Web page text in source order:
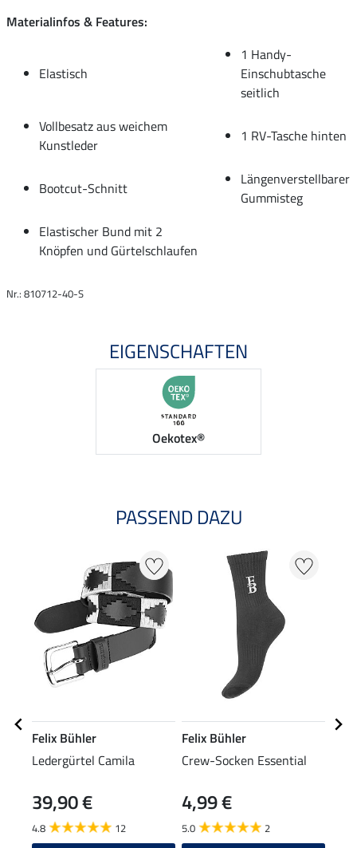
Materialinfos & Features:
Elastisch
1 Handy-
Einschubtasche
seitlich
Vollbesatz aus weichem
Kunstleder
1 RV-Tasche hinten
Bootcut-Schnitt
Längenverstellbarer
Gummisteg
Elastischer Bund mit 2
Knöpfen und Gürtelschlaufen
Nr.: 810712-40-S
EIGENSCHAFTEN
Oekotex®
PASSEND DAZU
Felix Bühler
Ledergürtel Camila
39,90 €
4.8 12
Felix Bühler
Crew-Socken Essential
4,99 €
5.0 2